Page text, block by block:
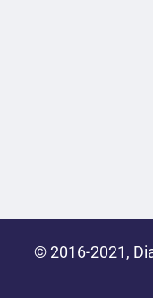
© 2016-2021,